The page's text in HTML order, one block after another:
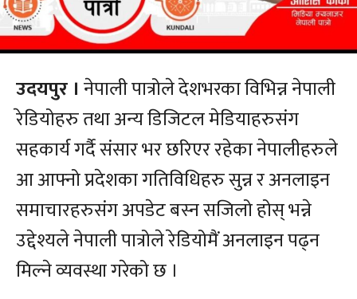
उदयपुर । नेपाली पात्रोले देशभरका विभिन्न नेपाली
रेडियोहरु तथा अन्य डिजिटल मेडियाहरुसंग
सहकार्य गर्दै संसार भर छरिएर रहेका नेपालीहरुले
आ आफ्नो प्रदेशका गतिविधिहरु सुन्न र अनलाइन
समाचारहरुसंग अपडेट बस्न सजिलो होस् भन्ने
उद्देश्यले नेपाली पात्रोले रेडियोमैं अनलाइन पढ्न
मिल्ने व्यवस्था गरेको छ ।